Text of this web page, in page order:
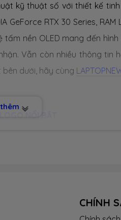
kỹ thuật số với thiết kế
RTX 30 Series, RAM
tấm nền OLED mang đến
Vẫn còn nhiều thông tin
dưới, hãy cùng
. Nó không chỉ đơn thuần là
sử dụng. Khi nắm trên tay,
CHÍNH